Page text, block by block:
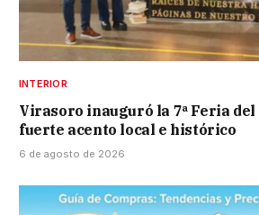
INTERIOR
Virasoro inauguró la 7ª Feria
fuerte acento local e histórico
6 de agosto de 2026